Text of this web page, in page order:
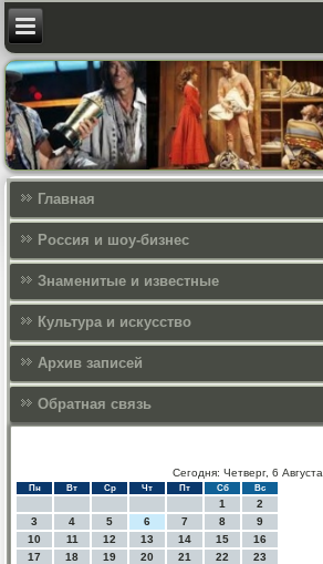
Главная
Россия и шоу-бизнес
Знаменитые и известные
Культура и искусcтво
Архив записей
Обратная связь
Сегодня: Четверг, 6 Августа
Пн Вт Ср Чт Пт Сб Вс
1
2
3
4 5 6 7 8
9
10
11 12 13 14 15
16
17
18 19 20 21 22
23